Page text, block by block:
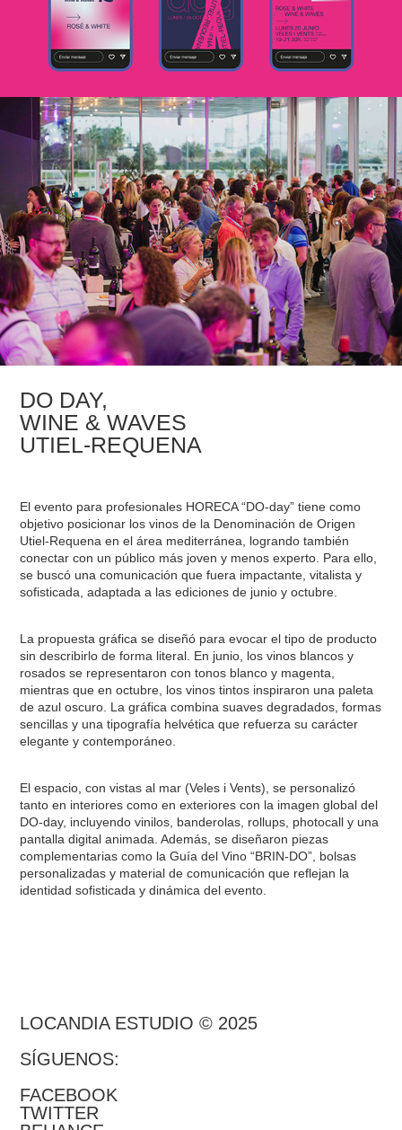
DO DAY,
WINE & WAVES
UTIEL-REQUENA
El evento para profesionales HORECA “DO-day” tiene como
objetivo posicionar los vinos de la Denominación de Origen
Utiel-Requena en el área mediterránea, logrando también
conectar con un público más joven y menos experto. Para ello,
se buscó una comunicación que fuera impactante, vitalista y
sofisticada, adaptada a las ediciones de junio y octubre.
La propuesta gráfica se diseñó para evocar el tipo de producto
sin describirlo de forma literal. En junio, los vinos blancos y
rosados se representaron con tonos blanco y magenta,
mientras que en octubre, los vinos tintos inspiraron una paleta
de azul oscuro. La gráfica combina suaves degradados, formas
sencillas y una tipografía helvética que refuerza su carácter
elegante y contemporáneo.
El espacio, con vistas al mar (Veles i Vents), se personalizó
tanto en interiores como en exteriores con la imagen global del
DO-day, incluyendo vinilos, banderolas, rollups, photocall y una
pantalla digital animada. Además, se diseñaron piezas
complementarias como la Guía del Vino “BRIN-DO”, bolsas
personalizadas y material de comunicación que reflejan la
identidad sofisticada y dinámica del evento.
LOCANDIA ESTUDIO © 2025
SÍGUENOS:
FACEBOOK
TWITTER